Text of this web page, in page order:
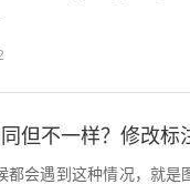
但不一样？修改标
会遇到这种情况，就是